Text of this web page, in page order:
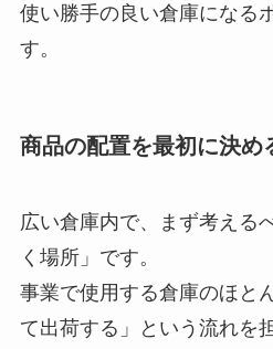
使い勝手の良い倉庫になる
す。
商品の配置を最初に決め
広い倉庫内で、まず考える
く場所」です。
事業で使用する倉庫のほと
て出荷する」という流れを